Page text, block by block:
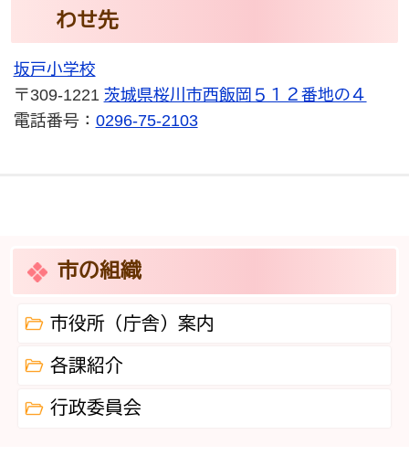
わせ先
坂戸小学校
〒309-1221 茨城県桜川市西飯岡５１２番地の４
電話番号： 0296-75-2103
市の組織
市役所（庁舎）案内
各課紹介
行政委員会